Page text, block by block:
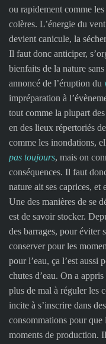
ou rapidement comme
colères. L’énergie du
devient canicule, la
Il faut donc anticiper,
bienfaits de la nature
annoncé de l’éruption du
impréparation à
tout comme la plupart
en des lieux répertoriés
comme les inondations,
pas toujours, mais on
conséquences. Il faut
nature ait ses caprices, et
Une des manières de se
est de savoir stocker.
des barrages, pour éviter
conserver pour les
pour l’eau, ça l’est aussi
chutes d’eau. On a
plus de mal à réguler les
incite à s’inscrire dans
consommations pour que
moments de production.